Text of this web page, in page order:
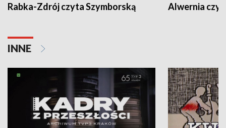
Rabka-Zdrój czyta Szymborską Alwernia
INNE